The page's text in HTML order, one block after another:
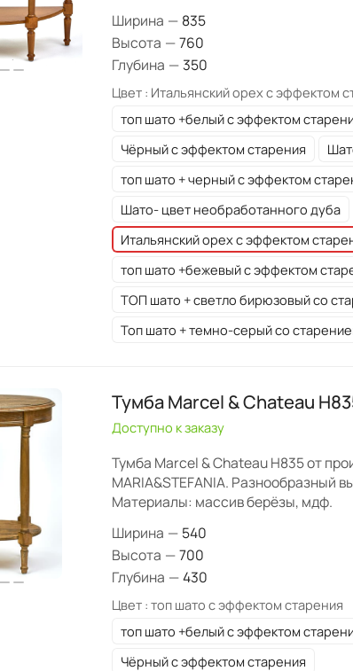
Ширина — 835
Высота —760
Глубина — 350
Цвет : Итальянский орех с эффектом
топ шато +белый с эффектом
Чёрный с эффектом старения
топ шато + черный с эффектом
Шато- цвет необработанного дуба
Итальянский орех с эффектом
топ шато +бежевый с эффектом
ТОП шато + светло бирюзовый со
Топ шато + темно-серый со
Тумба Marcel & Chateau
Доступно к заказу
Тумба Marcel & Chateau H835 от
MARIA&STEFANIA. Разнообразный
Материалы: массив берёзы, мдф.
Ширина — 540
Высота —700
Глубина —430
Цвет : топ шато с эффектом старения
топ шато +белый с эффектом
Чёрный с эффектом старения